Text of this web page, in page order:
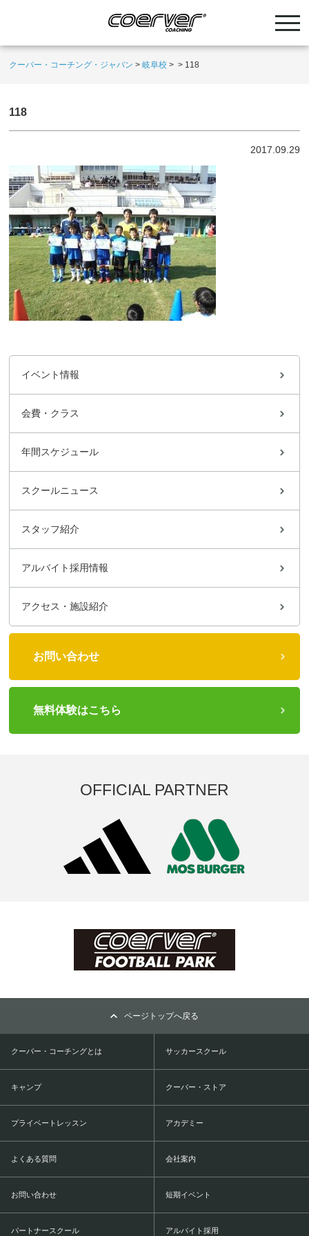
クーバー・コーチング・ジャパン >岐阜校 > > 118
118
2017.09.29
イベント情報
会費・クラス
年間スケジュール
スクールニュース
スタッフ紹介
アルバイト採用情報
アクセス・施設紹介
お問い合わせ
無料体験はこちら
OFFICIAL PARTNER
ページトップへ戻る
クーバー・コーチングとは サッカースクール
キャンプ クーバー・ストア
プライベートレッスン アカデミー
よくある質問 会社案内
お問い合わせ 短期イベント
パートナースクール アルバイト採用